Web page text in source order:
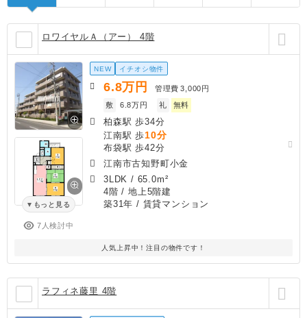
ロワイヤルＡ（アー） 4階
もっと見る
7人検討中
NEW イチオシ物件
6.8万円 管理費 3,000円
敷
6.8万円 礼 無料
柏森駅 歩34分
江南駅 歩10分
布袋駅 歩42分
江南市古知野町小金
3LDK / 65.0m²
4階 / 地上5階建
築31年 / 賃貸マンション
人気上昇中！注目の物件です！
ラフィネ藤里 4階